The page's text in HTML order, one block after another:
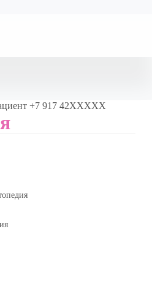
+7 917 42XXXXX